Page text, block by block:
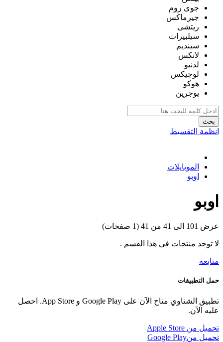
جوى روم
جيرماكس
ريتشى
سيلبيرات
سينديم
لانكس
لدنيو
لوجيكس
هوكو
يوجرين
بحث
انظمة التقسيط
الموبايلات
اوبو
اوبو
عرض 101 الى 41 من 41 (1 صفحات)
لا توجد منتجات في هذا القسم .
متابعة
حمل التطبيقات
تطبيق الشناوي متاح الآن على Google Play و App Store. احصل
عليه الآن.
تحميل من Apple Store
تحميل منGoogle Play